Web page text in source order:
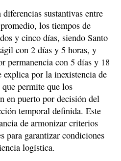
sustantivas entre
los tiempos de
y cinco días, siendo Santo
con 2 días y 5 horas, y
permanencia con 5 días y 18
explica por la inexistencia de
permite que los
en puerto por decisión del
temporal definida. Este
de armonizar criterios
para garantizar condiciones
logística.